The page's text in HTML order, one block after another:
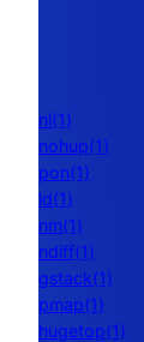
nl(1)
nohup(1)
pon(1)
ld(1)
nm(1)
ndiff(1)
gstack(1)
pmap(1)
hugetop(1)